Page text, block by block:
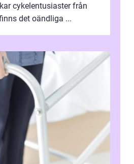
cykelentusiaster från
det oändliga ...